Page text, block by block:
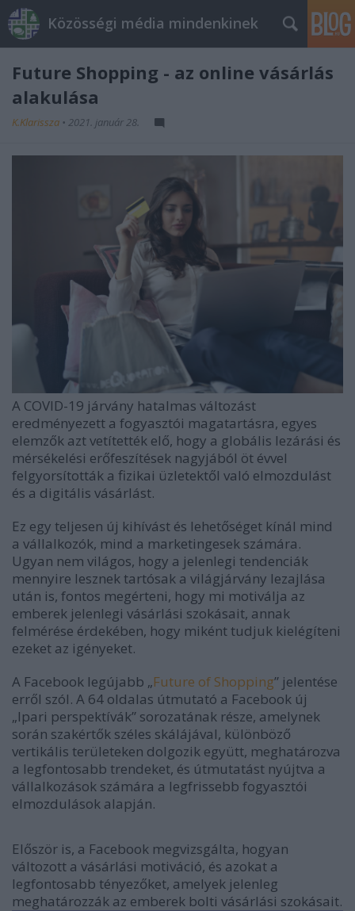
Közösségi média mindenkinek
Future Shopping - az online vásárlás
alakulása
K.Klarissza • 2021. január 28.
A COVID-19 járvány hatalmas változást
eredményezett a fogyasztói magatartásra, egyes
elemzők azt vetítették elő, hogy a globális lezárási és
mérsékelési erőfeszítések nagyjából öt évvel
felgyorsították a fizikai üzletektől való elmozdulást
és a digitális vásárlást.
Ez egy teljesen új kihívást és lehetőséget kínál mind
a vállalkozók, mind a marketingesek számára.
Ugyan nem világos, hogy a jelenlegi tendenciák
mennyire lesznek tartósak a világjárvány lezajlása
után is, fontos megérteni, hogy mi motiválja az
emberek jelenlegi vásárlási szokásait, annak
felmérése érdekében, hogy miként tudjuk kielégíteni
ezeket az igényeket.
A Facebook legújabb „Future of Shopping” jelentése
erről szól. A 64 oldalas útmutató a Facebook új
„Ipari perspektívák” sorozatának része, amelynek
során szakértők széles skálájával, különböző
vertikális területeken dolgozik együtt, meghatározva
a legfontosabb trendeket, és útmutatást nyújtva a
vállalkozások számára a legfrissebb fogyasztói
elmozdulások alapján.
Először is, a Facebook megvizsgálta, hogyan
változott a vásárlási motiváció, és azokat a
legfontosabb tényezőket, amelyek jelenleg
meghatározzák az emberek bolti vásárlási szokásait.